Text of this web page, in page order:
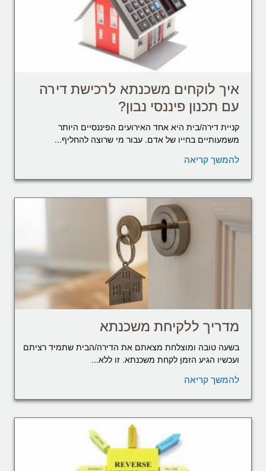
איך לוקחים משכנתא לרכישת דירה
עם תכנון פיננסי נבון?
קניית דירה/בית היא אחד האירועים הפיננסיים היותר
משמעותיים בחייו של אדם. עבור מי שרוצה להחליף...
להמשך קריאה
מדריך ללקיחת משכנתא
בשעה טובה ומוצלחת מצאתם את הדירה/הבית שתמיד רציתם
ועכשיו הגיע הזמן לקחת משכנתא. זו ללא...
להמשך קריאה